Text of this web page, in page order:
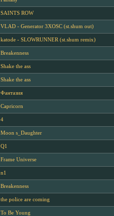
SAINTS ROW
VLAD - Generator 3XOSC (st.shum out)
katode - SLOWRUNNER (st.shum remix)
Breakenness
Shake the ass
Shake the ass
Фантазия
Capricorn
4
Moon s_Daughter
Q1
Frame Universe
n1
Breakenness
the police are coming
To Be Young